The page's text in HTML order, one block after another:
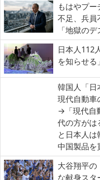
もはやプ
不足、兵員
「地獄の
日本人112
を知らせ
韓国人「日
現代自動車
→「現代自
代の方がは
と日本人
中国製品を
大谷翔平の
な献身スタ